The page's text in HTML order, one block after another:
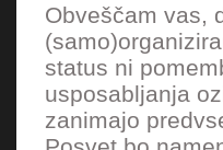
Obveščam vas,
status ni
usposabljanja
zanimajo